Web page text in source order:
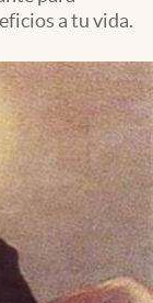
a tu vida.